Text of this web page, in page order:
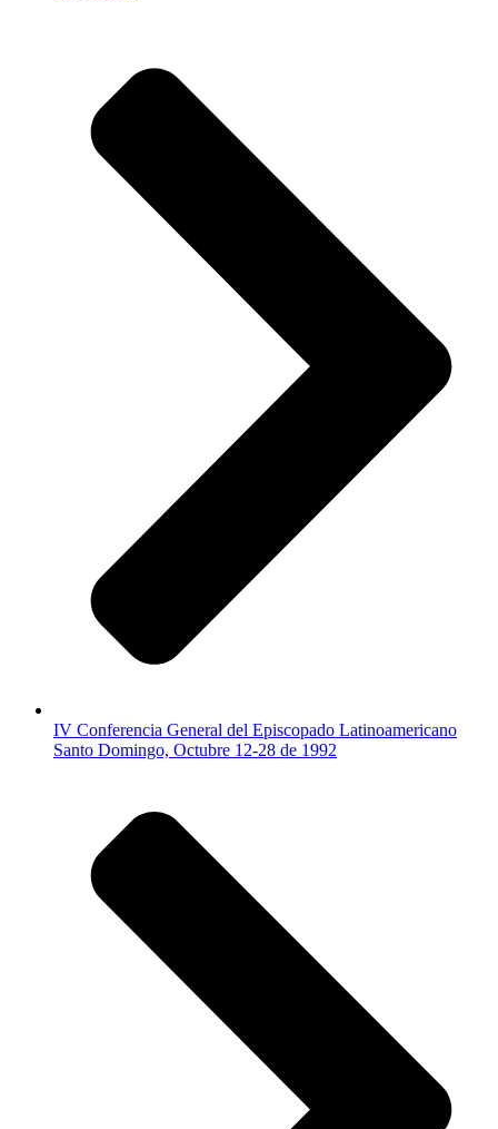
IV Conferencia General del Episcopado Latinoamericano
Santo Domingo, Octubre 12-28 de 1992